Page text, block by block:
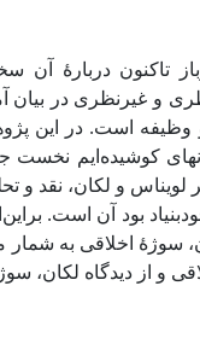
تاکنون دربارۀ آن
و غیرنظری در بیان
وظیفه است. در این
کوشیده‌ایم نخست
لویناس و لکان، نقد و
بود آن است.
سوژۀ اخلاقی به
و از دیدگاه لکان،